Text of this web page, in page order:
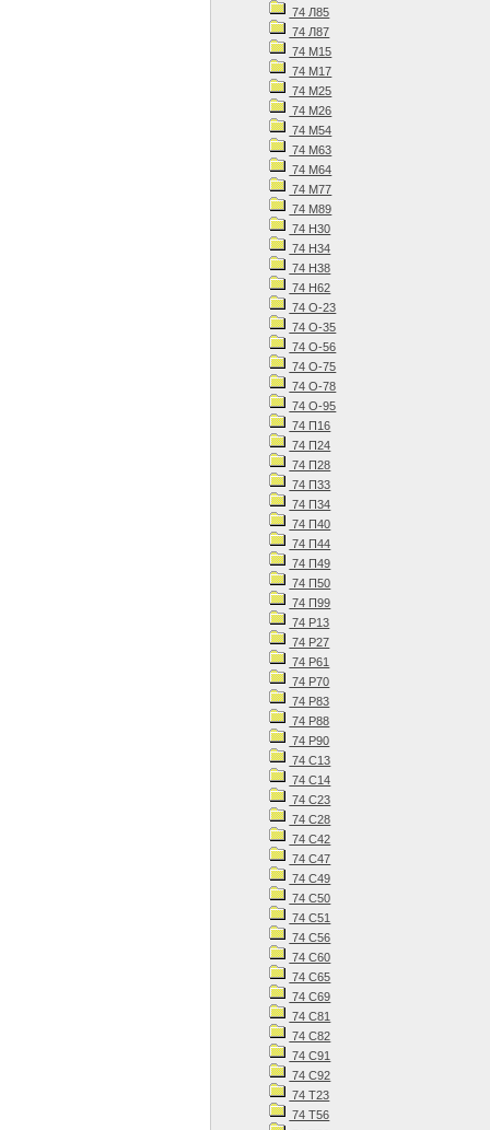
74 Л85
74 Л87
74 М15
74 М17
74 М25
74 М26
74 М54
74 М63
74 М64
74 М77
74 М89
74 Н30
74 Н34
74 Н38
74 Н62
74 О-23
74 О-35
74 О-56
74 О-75
74 О-78
74 О-95
74 П16
74 П24
74 П28
74 П33
74 П34
74 П40
74 П44
74 П49
74 П50
74 П99
74 Р13
74 Р27
74 Р61
74 Р70
74 Р83
74 Р88
74 Р90
74 С13
74 С14
74 С23
74 С28
74 С42
74 С47
74 С49
74 С50
74 С51
74 С56
74 С60
74 С65
74 С69
74 С81
74 С82
74 С91
74 С92
74 Т23
74 Т56